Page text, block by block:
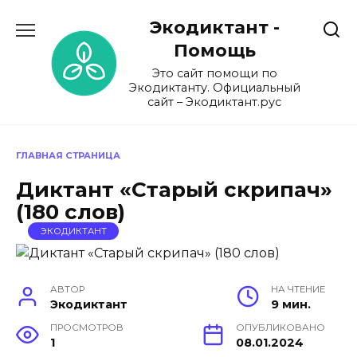
содержанию
Экодиктант -
Помощь
Это сайт помощи по
Экодиктанту. Официальный
сайт – Экодиктант.рус
ГЛАВНАЯ СТРАНИЦА
Диктант «Старый скрипач»
(180 слов)
ЭКОДИКТАНТ
АВТОР
Экодиктант
НА ЧТЕНИЕ
9 мин.
ПРОСМОТРОВ
1
ОПУБЛИКОВАНО
08.01.2024